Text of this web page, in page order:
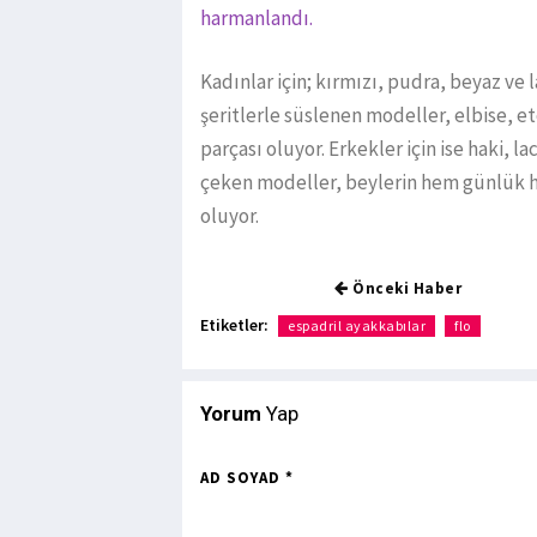
harmanlandı.
Kadınlar için; kırmızı, pudra, beyaz
şeritlerle süslenen modeller, elbise,
parçası oluyor. Erkekler için ise haki,
çeken modeller, beylerin hem günlük
oluyor.
Önceki Haber
Etiketler: espadril ayakkabılar flo
Yorum Yap
AD SOYAD *